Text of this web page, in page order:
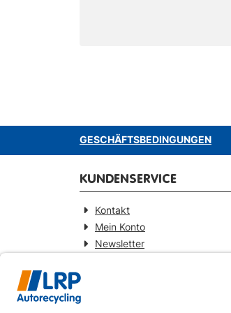
GESCHÄFTSBEDINGUNGEN
KUNDENSERVICE
Kontakt
Mein Konto
Newsletter